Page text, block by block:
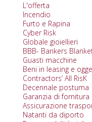
L'offerta
Incendio
Furto e Rapina
Cyber Risk
Globale gioiellieri
BBB- Bankers
Guasti macchine
Beni in leasing e
Contractors’ All RisK
Decennale postuma
Garanzia di fornitura
Assicurazione
Natanti da diporto